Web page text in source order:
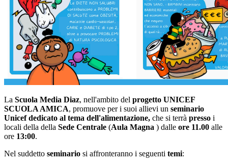
La Scuola Media Diaz, nell'ambito del progetto UNICEF
SCUOLA AMICA, promuove per i suoi allievi un seminario
Unicef dedicato al tema dell'alimentazione, che si terrà presso i
locali della della Sede Centrale (Aula Magna ) dalle ore 11.00 alle
ore 13:00.
Nel suddetto seminario si affronteranno i seguenti temi: